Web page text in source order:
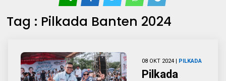
Tag : Pilkada Banten 2024
08 OKT 2024 | PILKADA
Pilkada